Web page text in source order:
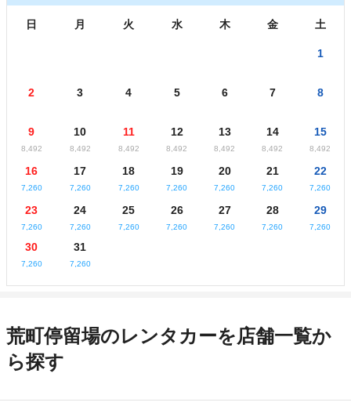
日 月 火 水 木 金 土
1
2 3 4 5 6 7 8
9
8,492
10
8,492
11
8,492
12
8,492
13
8,492
14
8,492
15
8,492
16
7,260
17
7,260
18
7,260
19
7,260
20
7,260
21
7,260
22
7,260
23
7,260
24
7,260
25
7,260
26
7,260
27
7,260
28
7,260
29
7,260
30
7,260
31
7,260
荒町停留場のレンタカーを店舗一覧か
ら探す